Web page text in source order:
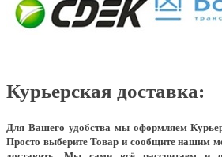
Курьерская доставка:
Для Вашего удобства мы оформляем
Просто выберите Товар и сообщите нашим